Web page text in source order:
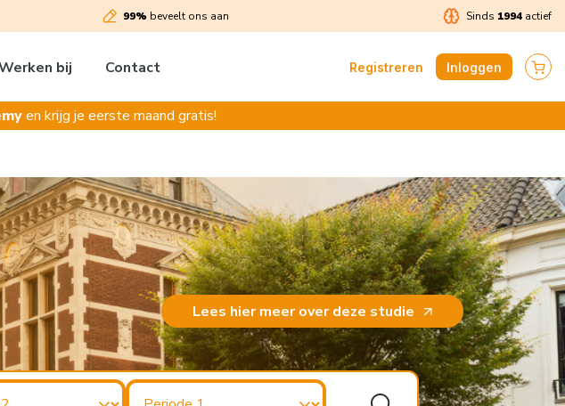
99% beveelt ons aan Sinds 1994actief
bij Contact Registreren Inloggen
en krijg je eerste maand gratis!
Lees hier meer over deze studie